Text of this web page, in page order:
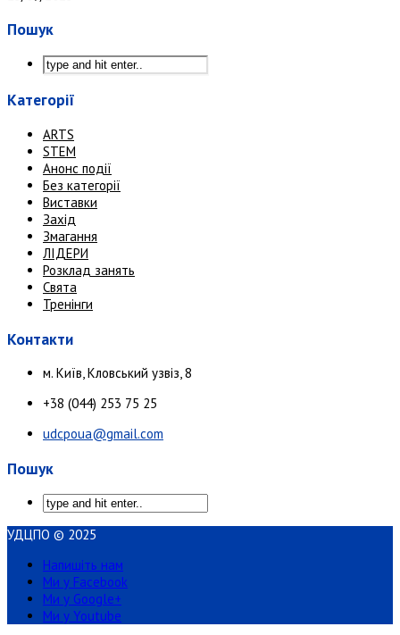
Пошук
Категорії
ARTS
STEM
Анонс події
Без категорії
Виставки
Захід
Змагання
ЛІДЕРИ
Розклад занять
Свята
Тренінги
Контакти
м. Київ, Кловський узвіз, 8
+38 (044) 253 75 25
udcpoua@gmail.com
Пошук
УДЦПО © 2025
Напишіть нам
Ми у Facebook
Ми у Google+
Ми у Youtube